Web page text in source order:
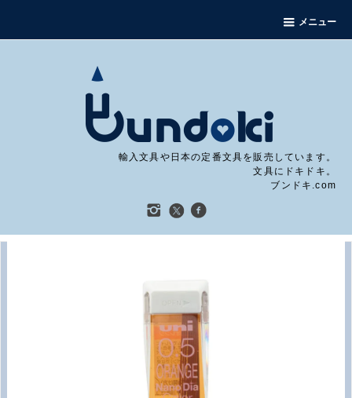
メニュー
輸入文具や日本の定番文具を販売しています。
文具にドキドキ。
ブンドキ.com